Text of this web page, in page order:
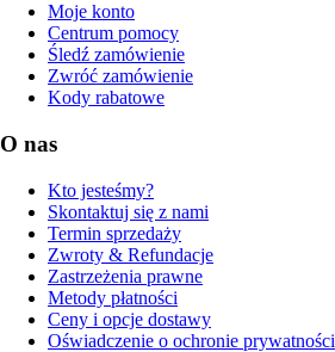
Moje konto
Centrum pomocy
Śledź zamówienie
Zwróć zamówienie
Kody rabatowe
O nas
Kto jesteśmy?
Skontaktuj się z nami
Termin sprzedaży
Zwroty & Refundacje
Zastrzeżenia prawne
Metody płatności
Ceny i opcje dostawy
Oświadczenie o ochronie prywatności